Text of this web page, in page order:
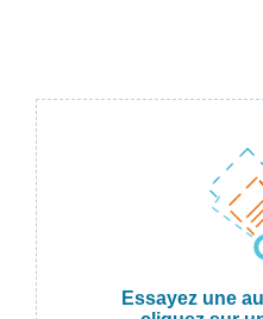
Essayez une